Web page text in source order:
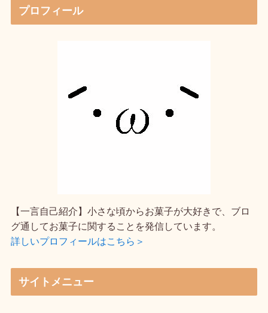
プロフィール
【一言自己紹介】小さな頃からお菓子が大好きで、ブロ
グ通してお菓子に関することを発信しています。
詳しいプロフィールはこちら＞
サイトメニュー